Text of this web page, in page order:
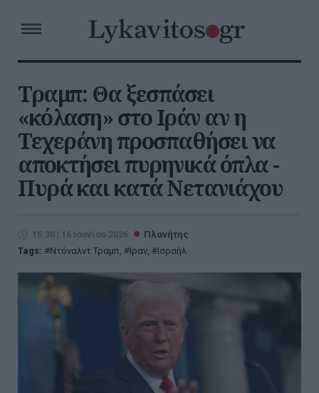
Τραμπ: Θα ξεσπάσει
«κόλαση» στο Ιράν αν η
Τεχεράνη προσπαθήσει να
αποκτήσει πυρηνικά όπλα -
Πυρά και κατά Νετανιάχου
15:30 | 16 Ιουνίου 2026
Πλανήτης
Tags:
Ντόναλντ Τραμπ, Ιραν, Ισραήλ